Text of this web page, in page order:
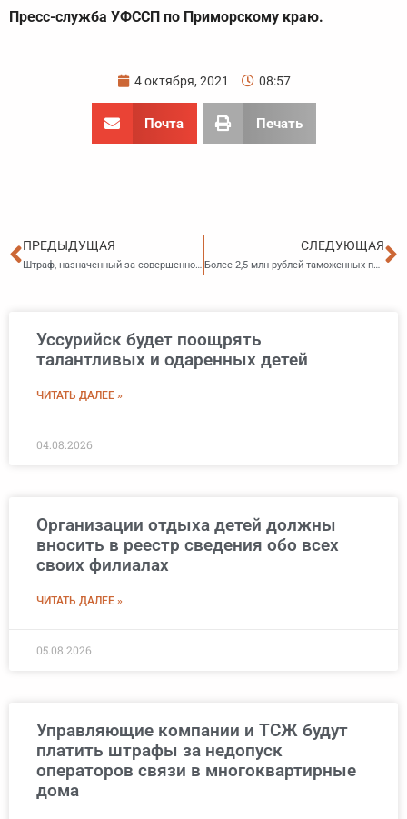
Пресс-служба УФССП по Приморскому краю.
4 октября, 2021 08:57
Почта Печать
Пред
ПРЕДЫДУЩАЯ
Штраф, назначенный за совершенное преступление взыскан в полном объеме
СЛЕДУЮЩАЯ
Более 2,5 млн рублей таможенных платежей не заплатил в бюджет государства бизнесмен при ввозе замороженных ягод
Уссурийск будет поощрять
талантливых и одаренных детей
ЧИТАТЬ ДАЛЕЕ »
04.08.2026
Организации отдыха детей должны
вносить в реестр сведения обо всех
своих филиалах
ЧИТАТЬ ДАЛЕЕ »
05.08.2026
Управляющие компании и ТСЖ будут
платить штрафы за недопуск
операторов связи в многоквартирные
дома